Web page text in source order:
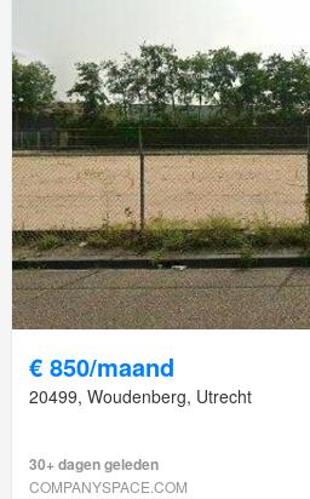
€ 850/maand
20499, Woudenberg, Utrecht
30+ dagen geleden
COMPANYSPACE.COM